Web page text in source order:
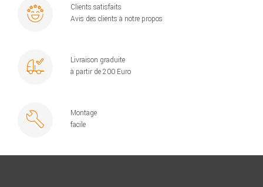
Clients satisfaits
Avis des clients à notre propos
Livraison graduite
à partir de 200 Euro
Montage
facile